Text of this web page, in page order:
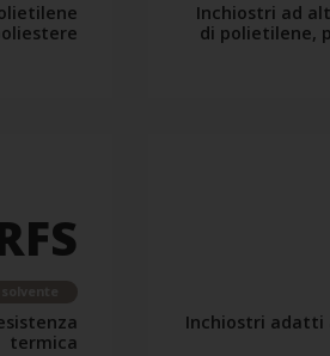
Inchiostri ad
di polietilene,
termica
Inchiostri adatti